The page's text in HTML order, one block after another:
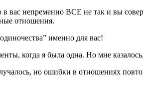
в вас непременно ВСЕ не так и вы
отношения.
именно для вас!
когда я была одна. Но мне
но ошибки в отношениях